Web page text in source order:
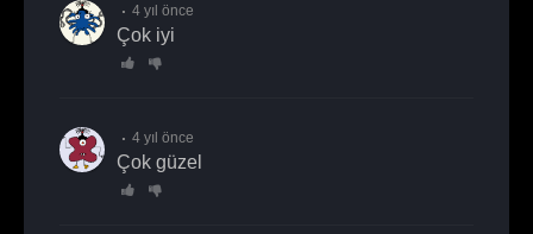
4 yıl önce
çok iyi
4 yıl önce
çok güzel